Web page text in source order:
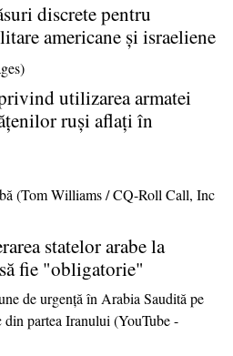
discrete pentru
americane şi israeliene
utilizarea armatei
ruşi aflaţi în
statelor arabe la
fie "obligatorie"